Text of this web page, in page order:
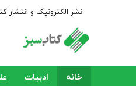
نشر الکترونیک و انتشار
خانه ادبیات